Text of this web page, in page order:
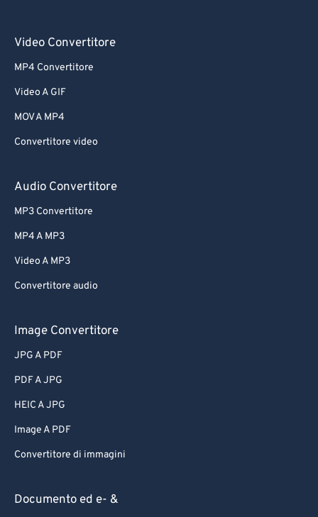
Video Convertitore
MP4 Convertitore
Video A GIF
MOV A MP4
Convertitore video
Audio Convertitore
MP3 Convertitore
MP4 A MP3
Video A MP3
Convertitore audio
Image Convertitore
JPG A PDF
PDF A JPG
HEIC A JPG
Image A PDF
Convertitore di immagini
Documento ed e- &